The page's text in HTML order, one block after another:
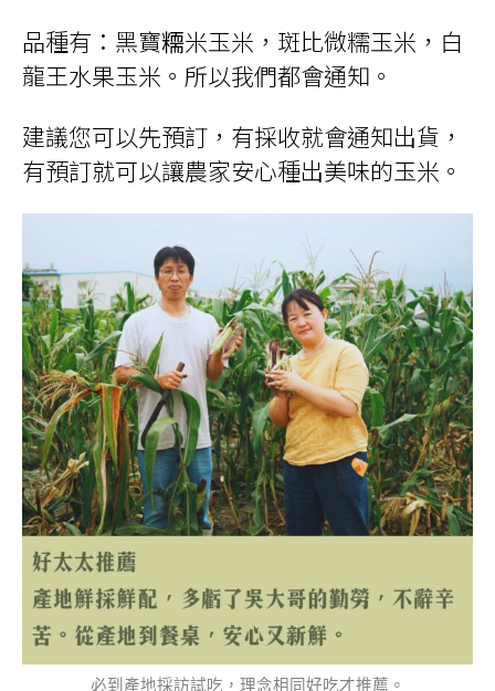
品種有：黑寶糥米玉米，斑比微糯玉米，白
龍王水果玉米。所以我們都會通知。
建議您可以先預訂，有採收就會通知出貨，
有預訂就可以讓農家安心種出美味的玉米。
必到產地採訪試吃，理念相同好吃才推薦。